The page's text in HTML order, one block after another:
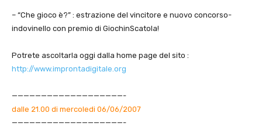
– “Che gioco è?” : estrazione del vincitore e nuovo concorso-
indovinello con premio di GiochinScatola!
Potrete ascoltarla oggi dalla home page del sito :
http://www.improntadigitale.org
———————————————————-
dalle 21.00 di mercoledi 06/06/2007
———————————————————-